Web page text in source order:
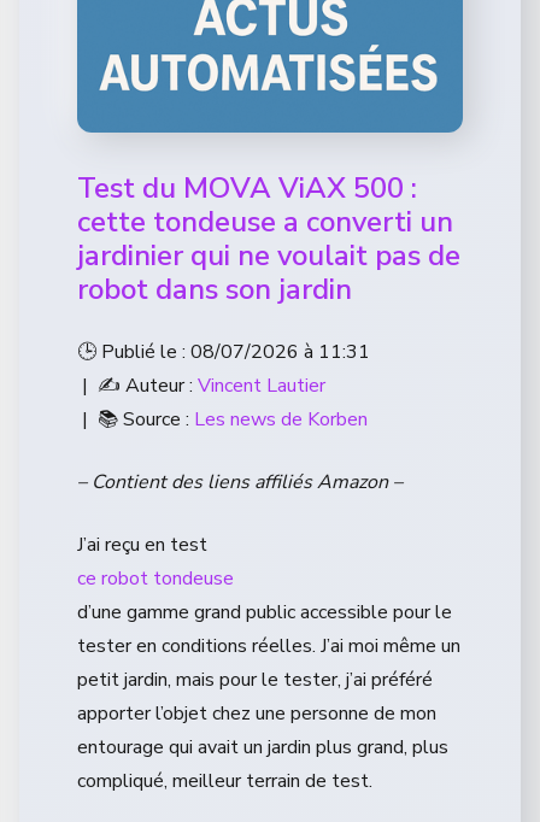
Test du MOVA ViAX 500 :
cette tondeuse a converti un
jardinier qui ne voulait pas de
robot dans son jardin
🕒 Publié le : 08/07/2026 à 11:31
| ✍️ Auteur : Vincent Lautier
| 📚 Source : Les news de Korben
– Contient des liens affiliés Amazon –
J’ai reçu en test
ce robot tondeuse
d’une gamme grand public accessible pour le
tester en conditions réelles. J’ai moi même un
petit jardin, mais pour le tester, j’ai préféré
apporter l’objet chez une personne de mon
entourage qui avait un jardin plus grand, plus
compliqué, meilleur terrain de test.